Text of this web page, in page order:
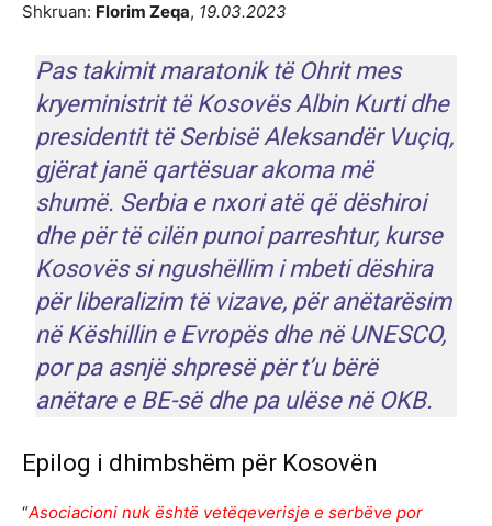
Shkruan: Florim Zeqa, 19.03.2023
Pas takimit maratonik të Ohrit mes
kryeministrit të Kosovës Albin Kurti dhe
presidentit të Serbisë Aleksandër Vuçiq,
gjërat janë qartësuar akoma më
shumë. Serbia e nxori atë që dëshiroi
dhe për të cilën punoi parreshtur, kurse
Kosovës si ngushëllim i mbeti dëshira
për liberalizim të vizave, për anëtarësim
në Këshillin e Evropës dhe në UNESCO,
por pa asnjë shpresë për t’u bërë
anëtare e BE-së dhe pa ulëse në OKB.
Epilog i dhimbshëm për Kosovën
“Asociacioni nuk është vetëqeverisje e serbëve por